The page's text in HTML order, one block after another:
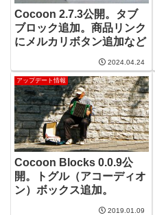
Cocoon 2.7.3公開。タブ
ブロック追加。商品リンク
にメルカリボタン追加など
2024.04.24
アップデート情報
Cocoon Blocks 0.0.9公
開。トグル（アコーディオ
ン）ボックス追加。
2019.01.09